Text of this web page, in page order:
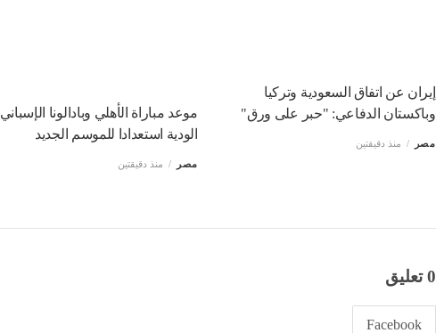
إيران عن اتفاق السعودية وتركيا
وباكستان الدفاعي: "حبر على ورق"
مصر منذ دقيقتين
موعد مباراة الأهلي وبادالونا الإسباني
الودية استعدادا للموسم الجديد
مصر منذ دقيقتين
0 تعليق
Facebook